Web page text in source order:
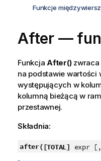
Funkcje
After —
Funkcja After()zwraca
na podstawie wartości
występujących w
kolumną bieżącą w
przestawnej.
Składnia:
after([TOTAL] expr